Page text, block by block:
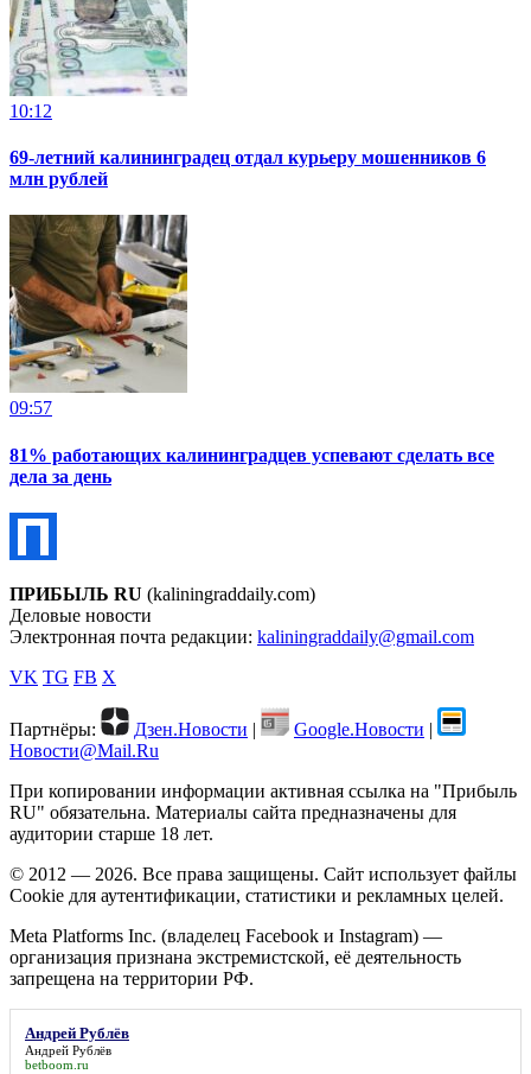
10:12
69-летний калининградец отдал курьеру мошенников 6
млн рублей
09:57
81% работающих калининградцев успевают сделать все
дела за день
ПРИБЫЛЬ RU (kaliningraddaily.com)
Деловые новости
Электронная почта редакции: kaliningraddaily@gmail.com
VK TG FB X
Партнёры: Дзен.Новости | Google.Новости |
Новости@Mail.Ru
При копировании информации активная ссылка на "Прибыль
RU" обязательна. Материалы сайта предназначены для
аудитории старше 18 лет.
© 2012 — 2026. Все права защищены. Сайт использует файлы
Cookie для аутентификации, статистики и рекламных целей.
Meta Platforms Inc. (владелец Facebook и Instagram) —
организация признана экстремистской, её деятельность
запрещена на территории РФ.
Андрей Рублёв
Андрей Рублёв
betboom.ru